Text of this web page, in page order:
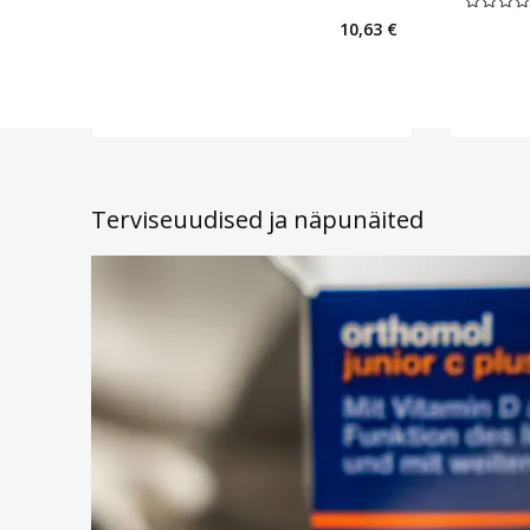
10,63 €
Keskmine
Terviseuudised ja näpunäited